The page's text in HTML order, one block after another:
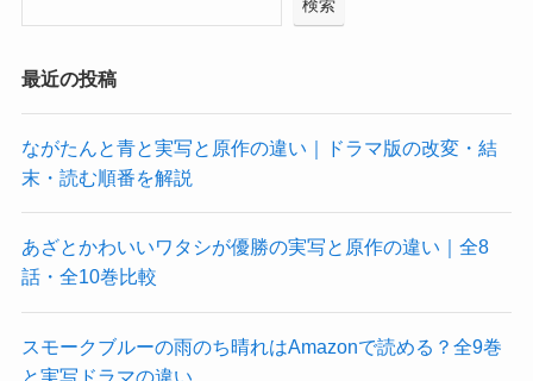
検索
最近の投稿
ながたんと青と実写と原作の違い｜ドラマ版の改変・結
末・読む順番を解説
あざとかわいいワタシが優勝の実写と原作の違い｜全8
話・全10巻比較
スモークブルーの雨のち晴れはAmazonで読める？全9巻
と実写ドラマの違い